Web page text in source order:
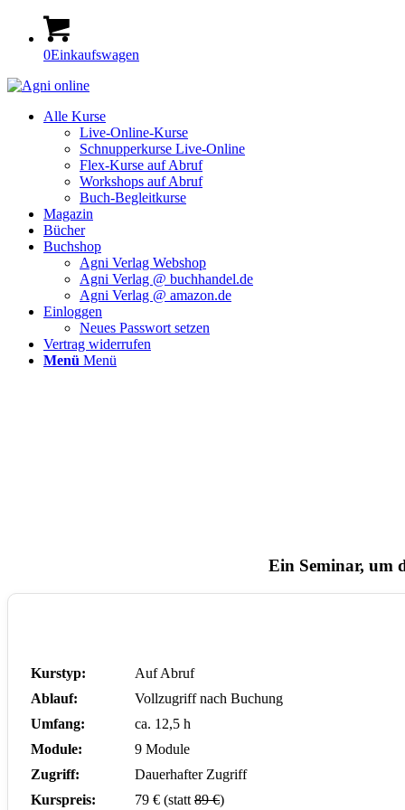
0Einkaufswagen
Alle Kurse
Live-Online-Kurse
Schnupperkurse Live-Online
Flex-Kurse auf Abruf
Workshops auf Abruf
Buch-Begleitkurse
Magazin
Bücher
Buchshop
Agni Verlag Webshop
Agni Verlag @ buchhandel.de
Agni Verlag @ amazon.de
Einloggen
Neues Passwort setzen
Vertrag widerrufen
Menü Menü
Ein Seminar, um
Kurstyp:
Auf Abruf
Ablauf:
Vollzugriff nach Buchung
Umfang:
ca. 12,5 h
Module:
9 Module
Zugriff:
Dauerhafter Zugriff
Kurspreis:
79 € (statt 89 €)